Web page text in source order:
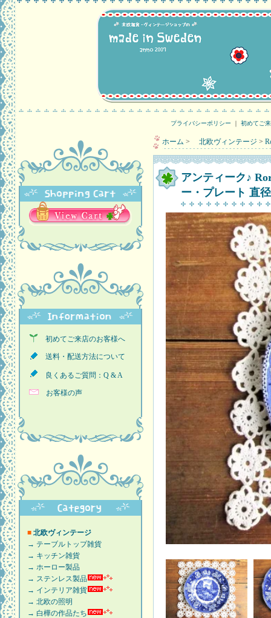
プライバシーポリシー ｜ 初めてご
初めてご来店のお客様へ
送料・配送方法について
良くあるご質問：Q & A
お客様の声
■ 北欧ヴィンテージ
→ テーブルトップ雑貨
→ キッチン雑貨
→ ホーロー製品
→ ステンレス製品
→ インテリア雑貨
→ 北欧の照明
→ 白樺の作品たち
ホーム > 北欧ヴィンテージ >
アンティーク♪
ー・プレート 直